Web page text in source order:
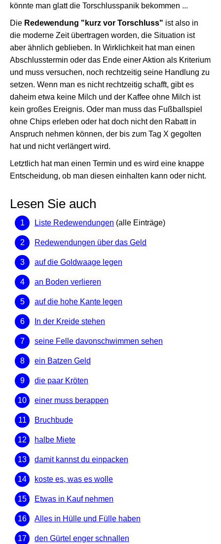
könnte man glatt die Torschlusspanik bekommen ...
Die Redewendung "kurz vor Torschluss" ist also in
die moderne Zeit übertragen worden, die Situation ist
aber ähnlich geblieben. In Wirklichkeit hat man einen
Abschlusstermin oder das Ende einer Aktion als Kriterium
und muss versuchen, noch rechtzeitig seine Handlung zu
setzen. Wenn man es nicht rechtzeitig schafft, gibt es
daheim etwa keine Milch und der Kaffee ohne Milch ist
kein großes Ereignis. Oder man muss das Fußballspiel
ohne Chips erleben oder hat doch nicht den Rabatt in
Anspruch nehmen können, der bis zum Tag X gegolten
hat und nicht verlängert wird.
Letztlich hat man einen Termin und es wird eine knappe
Entscheidung, ob man diesen einhalten kann oder nicht.
Lesen Sie auch
Liste Redewendungen (alle Einträge)
Redewendungen über das Geld
auf die Goldwaage legen
an Boden verlieren
auf die hohe Kante legen
In der Kreide stehen
seine Felle davonschwimmen sehen
ein Batzen Geld
die paar Kröten
einer muss berappen
Bruchbude
halbe Miete
damit kannst du einpacken
koste es, was es wolle
Etwas in Kauf nehmen
Alles in Hülle und Fülle haben
den Gürtel enger schnallen